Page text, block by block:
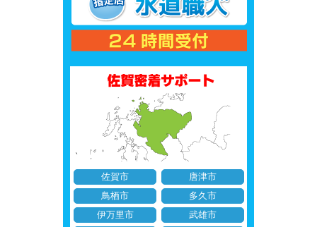
佐賀市
唐津市
鳥栖市
多久市
伊万里市
武雄市